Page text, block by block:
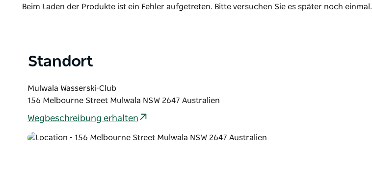
Product
Beim Laden der Produkte ist ein Fehler aufgetreten. Bitte versuchen Sie es später noch einmal.
Standort
Mulwala Wasserski-Club
156 Melbourne Street Mulwala NSW 2647 Australien
Wegbeschreibung erhalten